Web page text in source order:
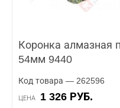
Коронка алмазная
54мм 9440
Код товара — 262596
ЦЕНА 1 326 РУБ.